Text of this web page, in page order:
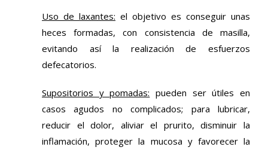
Uso de laxantes: el objetivo es conseguir unas
heces formadas, con consistencia de masilla,
evitando así la realización de esfuerzos
defecatorios.
Supositorios y pomadas: pueden ser útiles en
casos agudos no complicados; para lubricar,
reducir el dolor, aliviar el prurito, disminuir la
inflamación, proteger la mucosa y favorecer la